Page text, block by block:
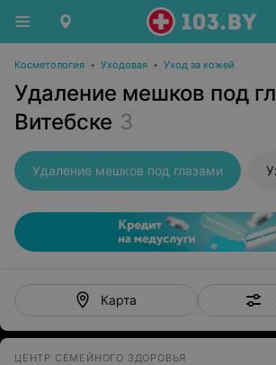
Косметология • Уходовая • Уход за кожей
Удаление мешков под
Витебске 3
Удаление мешков под глазами
Карта
ЦЕНТР СЕМЕЙНОГО ЗДОРОВЬЯ